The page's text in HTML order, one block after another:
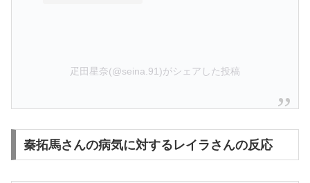
疋田星奈(@seina.91)がシェアした投稿
秦拓馬さんの病気に対するレイラさんの反応